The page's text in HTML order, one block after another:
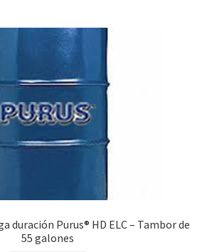
duración Purus® HD ELC – Tambor de
55 galones